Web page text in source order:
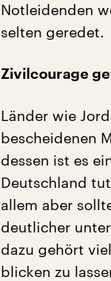
Notleidenden
selten geredet.
Zivilcourage
Länder wie
bescheidenen
dessen ist es
Deutschland
allem aber
deutlicher
dazu gehört
blicken zu